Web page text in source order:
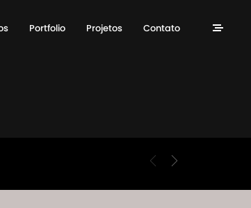
Portfolio Projetos Contato